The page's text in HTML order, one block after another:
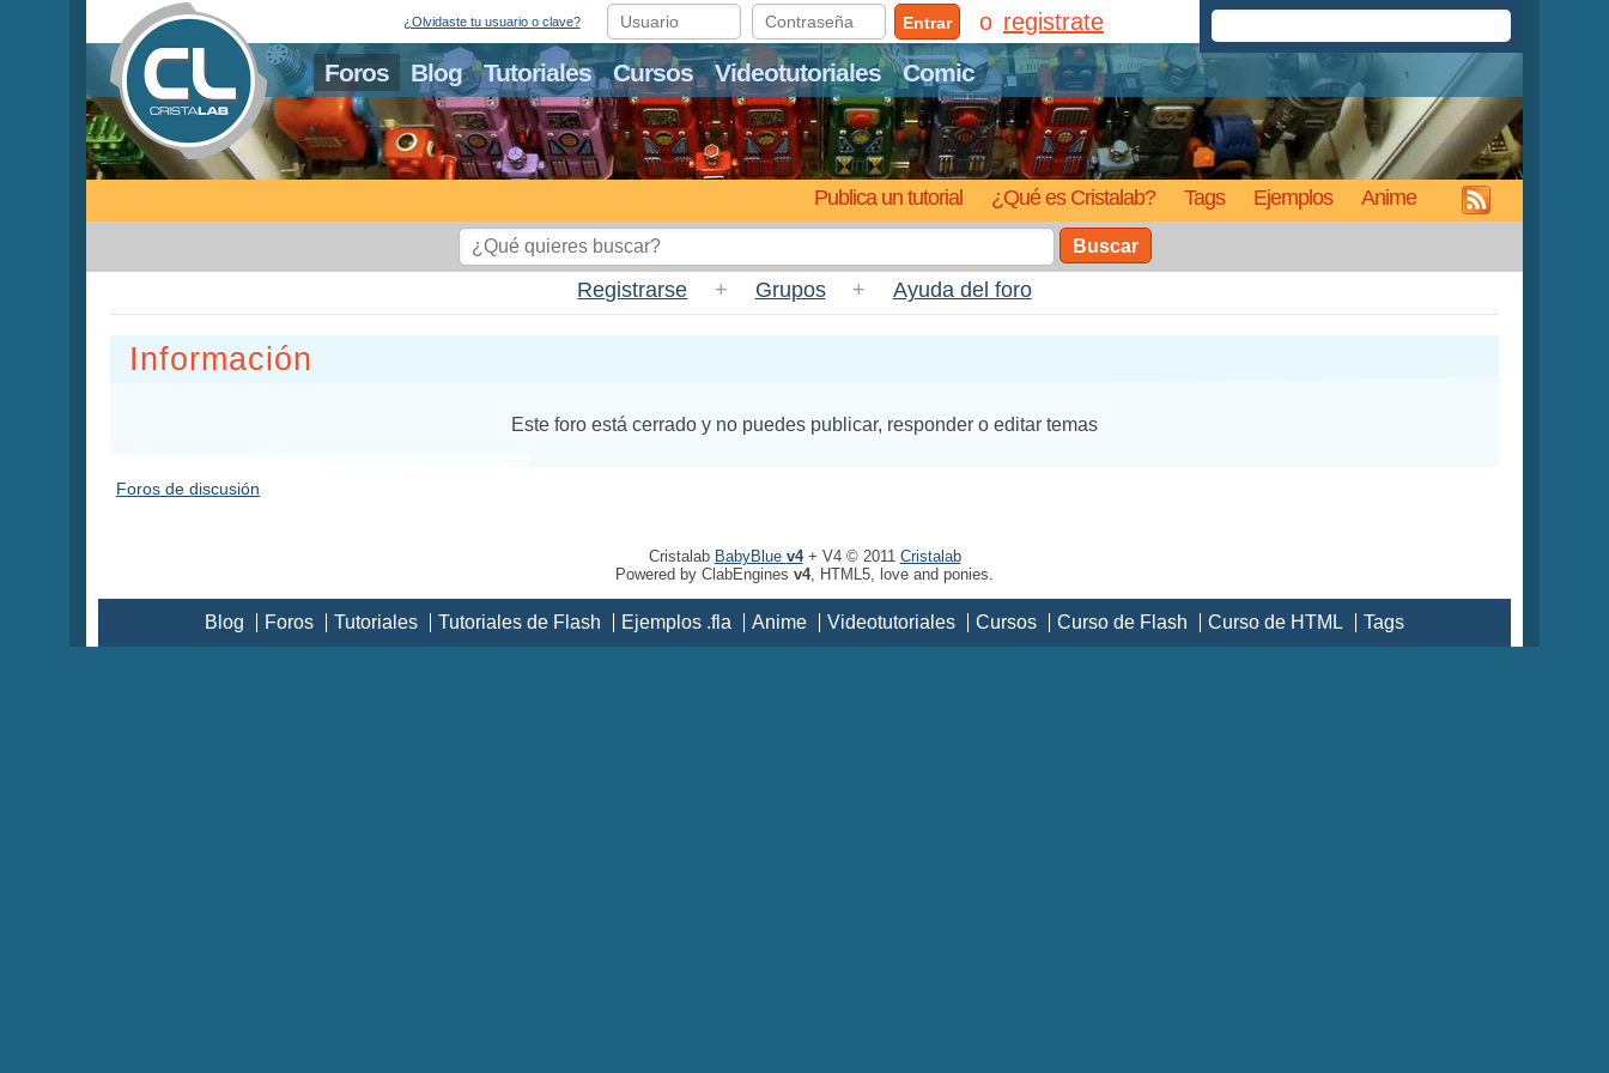
Foros Blog Tutoriales Cursos Videotutoriales Comic
Publica un tutorial ¿Qué es Cristalab? Tags Ejemplos Anime
¿Olvidaste tu usuario o clave? Entrar registrate
Buscar
Registrarse + Grupos + Ayuda del foro
Información
Este foro está cerrado y no puedes publicar, responder o editar temas
Foros de discusión
Cristalab BabyBlue v4+ V4 © 2011 Cristalab
Powered by ClabEngines v4, HTML5, love and ponies.
Blog Foros Tutoriales Tutoriales de Flash Ejemplos .fla Anime Videotutoriales Cursos Curso de Flash Curso de HTML Tags